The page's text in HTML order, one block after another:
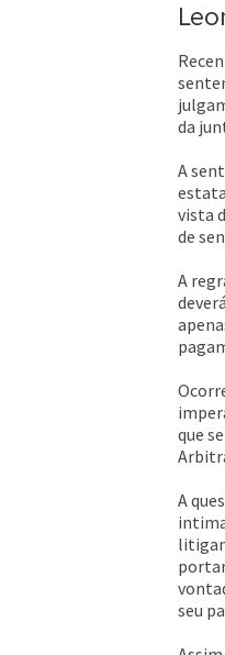
da
A
vista
de
A
que
A
seu